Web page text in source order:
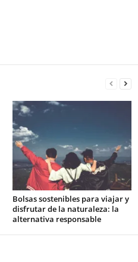
Bolsas sostenibles para viajar y
disfrutar de la naturaleza: la
alternativa responsable